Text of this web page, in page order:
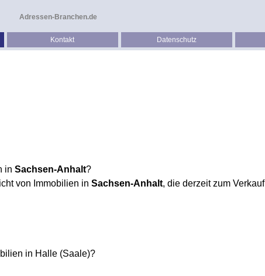
Adressen-Branchen.de
Kontakt Datenschutz
in Sachsen-Anhalt?
von Immobilien in Sachsen-Anhalt, die derzeit zum Verkauf
in Halle (Saale)?